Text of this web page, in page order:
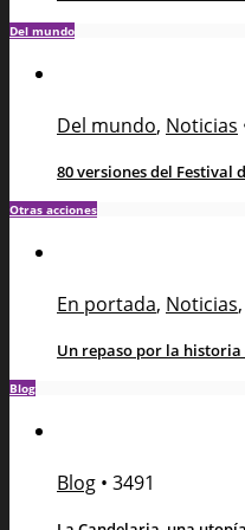
Del mundo
Del mundo, Noticias
80 versiones del Festival
Otras acciones
En portada, Noticias,
Un repaso por la
Blog
Blog • 3491